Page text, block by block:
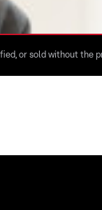
or sold without the